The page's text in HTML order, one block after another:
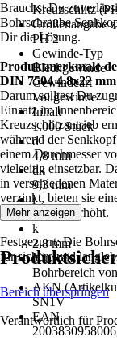
Kreuzschlitz
Größenangabe
PH 2
Gewinde-Typ
Blechgewinde
Gewindeart
Vollgewinde
Inhalt
1.000 Stück
d
4,8 mm
dk
9,3 mm
l
22 mm
k
2,8 mm
Hinweis
Bohrbereich
AKN
SN1V
EAN
Brauchst Du
Bohrschraube
Dir die Lösung.
Produktmerkmale
DIN 7504 4,8x22
Darum solltest Du
Einsatz im
Kreuzschlitzantrieb
während der
einem Durchmesser
vielseitig einsetzbar.
in verschiedenen
verzinkt, bieten sie
Langlebigkeit erhöht.
Festgezurrt: Die
für sichere und
Mehr anzeigen
Bereich überspringen
Verantwortlich für